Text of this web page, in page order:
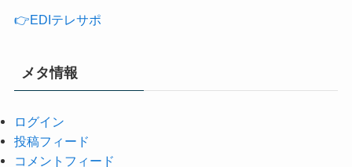
👉EDIテレサポ
メタ情報
ログイン
投稿フィード
コメントフィード